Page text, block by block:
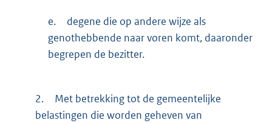
e.
degene die op andere wijze als
genothebbende naar voren komt, daaronder
begrepen de bezitter.
2.
Met betrekking tot de gemeentelijke
belastingen die worden geheven van